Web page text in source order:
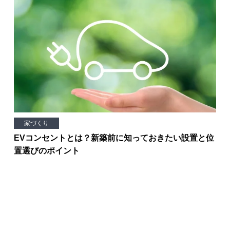
家づくり
EVコンセントとは？新築前に知っておきたい設置と位
置選びのポイント